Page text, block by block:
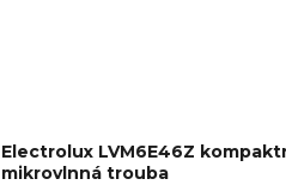
Electrolux LVM6E46Z
mikrovlnná trouba